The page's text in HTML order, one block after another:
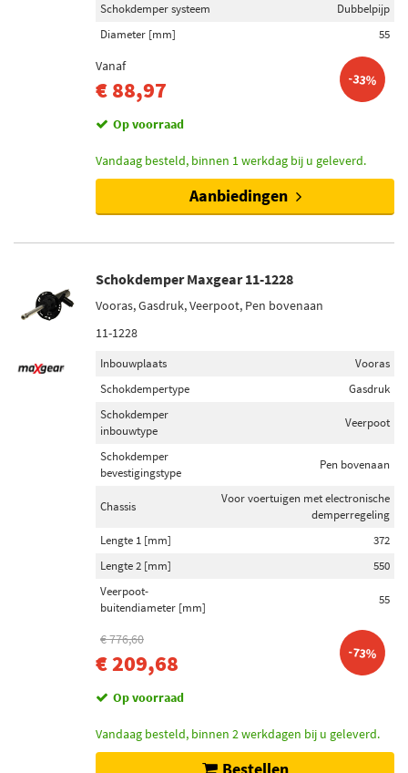
Schokdemper systeem
Dubbelpijp
Diameter [mm]
55
Vanaf
€ 88,97 -33%
Op voorraad
Vandaag besteld, binnen 1 werkdag bij u geleverd.
Aanbiedingen
Schokdemper Maxgear 11-1228
Vooras, Gasdruk, Veerpoot, Pen bovenaan
11-1228
Inbouwplaats
Vooras
Schokdempertype
Gasdruk
Schokdemper
inbouwtype
Veerpoot
Schokdemper
bevestigingstype
Pen bovenaan
Chassis
Voor voertuigen met electronische
demperregeling
Lengte 1 [mm]
372
Lengte 2 [mm]
550
Veerpoot-
buitendiameter [mm]
55
€ 776,60
€ 209,68 -73%
Op voorraad
Vandaag besteld, binnen 2 werkdagen bij u geleverd.